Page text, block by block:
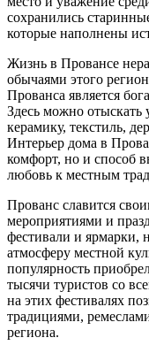
сохранились
которые наполнены
Жизнь в Провансе
обычаями этого
Прованса является
Здесь можно отыскать
керамику, текстиль,
Интерьер дома в
комфорт, но и способ
любовь к местным
Прованс славится
мероприятиями и
фестивали и ярмарки,
атмосферу местной
популярность
тысячи туристов со
на этих фестивалях
традициями,
региона.